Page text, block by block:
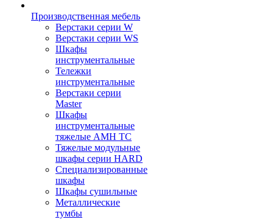
Производственная мебель
Верстаки серии W
Верстаки серии WS
Шкафы
инструментальные
Тележки
инструментальные
Верстаки серии
Master
Шкафы
инструментальные
тяжелые AMH TC
Тяжелые модульные
шкафы серии HARD
Cпециализированные
шкафы
Шкафы сушильные
Металлические
тумбы